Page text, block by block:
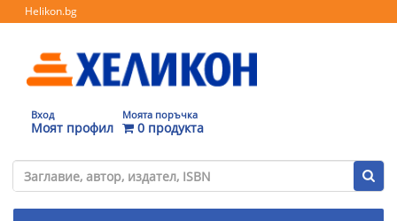
Helikon.bg
Вход
Моят профил
Моята поръчка
0 продукта